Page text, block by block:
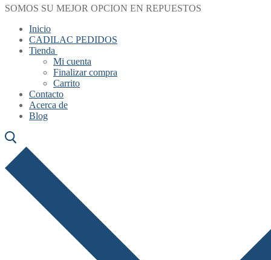
SOMOS SU MEJOR OPCION EN REPUESTOS
Inicio
CADILAC PEDIDOS
Tienda
Mi cuenta
Finalizar compra
Carrito
Contacto
Acerca de
Blog